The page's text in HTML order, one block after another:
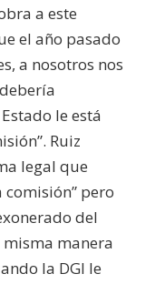
a este
el año pasado
a nosotros nos
le está
Ruiz
legal que
pero
del
misma manera
la DGI le